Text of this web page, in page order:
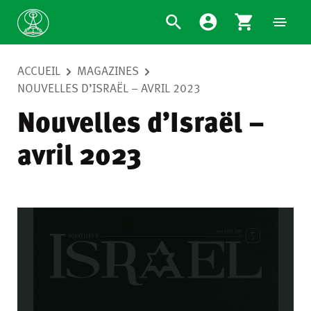
ACCUEIL
MAGAZINES
NOUVELLES D’ISRAËL – AVRIL 2023
Nouvelles d’Israël –
avril 2023